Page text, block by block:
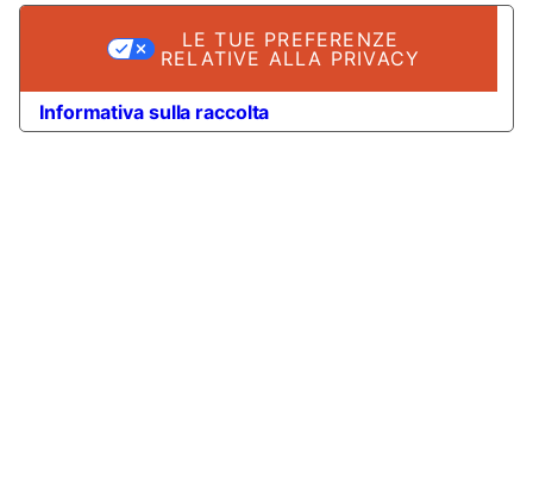
Informativa sulla raccolta
LE TUE PREFERENZE
RELATIVE ALLA PRIVACY